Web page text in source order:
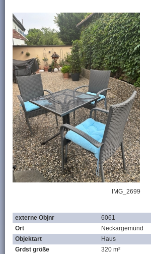
IMG_2699
externe Objnr 6061
Ort
Neckargemünd
Objektart
Haus
Grdst größe
320 m²